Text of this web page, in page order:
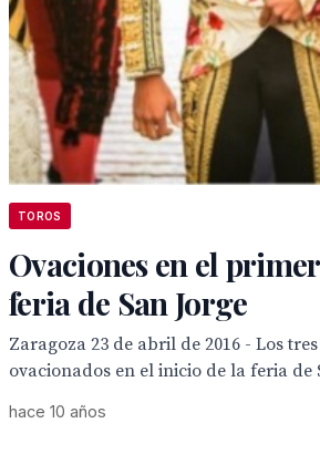
TOROS
Ovaciones en el
feria de San Jorge
Zaragoza 23 de abril de 2016 - Los
ovacionados en el inicio de la feria de
hace 10 años